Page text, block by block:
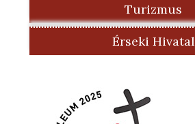
Turizmus
Érseki Hivatal